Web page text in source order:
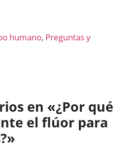
humano, Preguntas y
en «¿Por qué
el flúor para